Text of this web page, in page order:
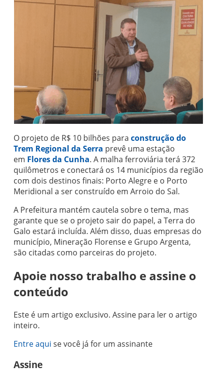
O projeto de R$ 10 bilhões para construção do
Trem Regional da Serra prevê uma estação
em Flores da Cunha. A malha ferroviária terá 372
quilômetros e conectará os 14 municípios da região
com dois destinos finais: Porto Alegre e o Porto
Meridional a ser construído em Arroio do Sal.
A Prefeitura mantém cautela sobre o tema, mas
garante que se o projeto sair do papel, a Terra do
Galo estará incluída. Além disso, duas empresas do
município, Mineração Florense e Grupo Argenta,
são citadas como parceiras do projeto.
Apoie nosso trabalho e assine o
conteúdo
Este é um artigo exclusivo. Assine para ler o artigo
inteiro.
Entre aqui se você já for um assinante
Assine